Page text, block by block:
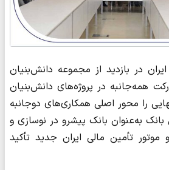
در بازدید از مجموعه دانش‌بنیان
همه‌جانبه در پروژه‌های دانش‌بنیان
را محور اصلی همکاری‌های دوجانبه
به‌عنوان بانک پیشرو در نوسازی و
موتور تأمین مالی ایران جدید تأکید